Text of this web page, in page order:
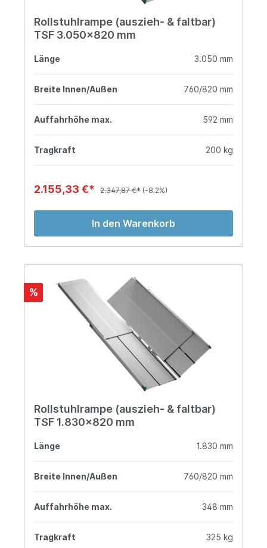
Rollstuhlrampe (auszieh- & faltbar)
TSF 3.050x820 mm
Länge 3.050 mm
Breite Innen/Außen 760/820 mm
Auffahrhöhe max. 592 mm
Tragkraft 200 kg
2.155,33 €* 2.347,87 €* (-8.2%)
In den Warenkorb
%
Rollstuhlrampe (auszieh- & faltbar)
TSF 1.830x820 mm
Länge 1.830 mm
Breite Innen/Außen 760/820 mm
Auffahrhöhe max. 348 mm
Tragkraft 325 kg